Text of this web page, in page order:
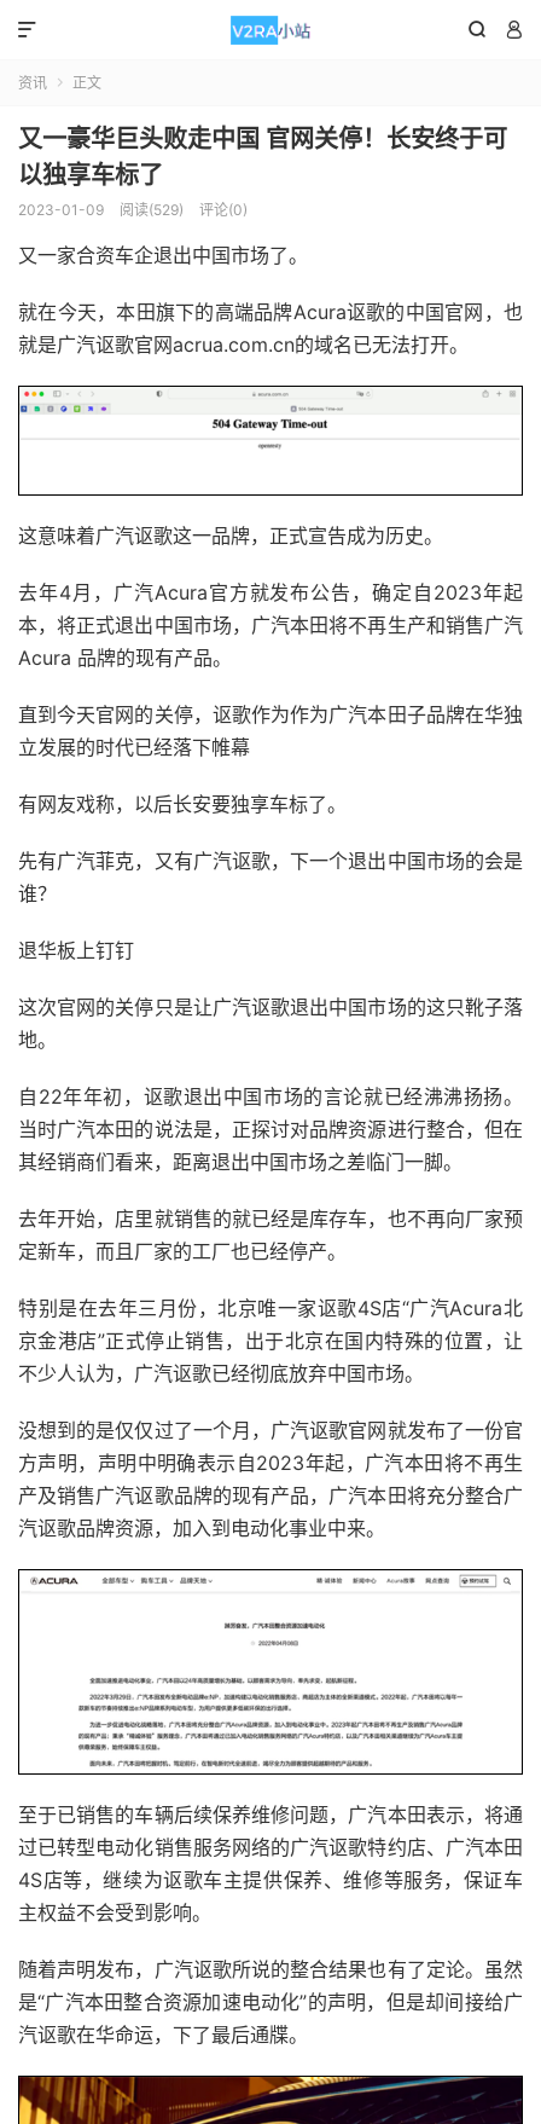
 

资讯  正文
又一豪华巨头败走中国 官网关停！长安终于可
以独享车标了
2023-01-09 阅读(529) 评论(0)
又一家合资车企退出中国市场了。
就在今天，本田旗下的高端品牌Acura讴歌的中国官网，也
就是广汽讴歌官网acrua.com.cn的域名已无法打开。
这意味着广汽讴歌这一品牌，正式宣告成为历史。
去年4月，广汽Acura官方就发布公告，确定自2023年起
本，将正式退出中国市场，广汽本田将不再生产和销售广汽
Acura 品牌的现有产品。
直到今天官网的关停，讴歌作为作为广汽本田子品牌在华独
立发展的时代已经落下帷幕
有网友戏称，以后长安要独享车标了。
先有广汽菲克，又有广汽讴歌，下一个退出中国市场的会是
谁？
退华板上钉钉
这次官网的关停只是让广汽讴歌退出中国市场的这只靴子落
地。
自22年年初，讴歌退出中国市场的言论就已经沸沸扬扬。
当时广汽本田的说法是，正探讨对品牌资源进行整合，但在
其经销商们看来，距离退出中国市场之差临门一脚。
去年开始，店里就销售的就已经是库存车，也不再向厂家预
定新车，而且厂家的工厂也已经停产。
特别是在去年三月份，北京唯一家讴歌4S店“广汽Acura北
京金港店”正式停止销售，出于北京在国内特殊的位置，让
不少人认为，广汽讴歌已经彻底放弃中国市场。
没想到的是仅仅过了一个月，广汽讴歌官网就发布了一份官
方声明，声明中明确表示自2023年起，广汽本田将不再生
产及销售广汽讴歌品牌的现有产品，广汽本田将充分整合广
汽讴歌品牌资源，加入到电动化事业中来。
至于已销售的车辆后续保养维修问题，广汽本田表示，将通
过已转型电动化销售服务网络的广汽讴歌特约店、广汽本田
4S店等，继续为讴歌车主提供保养、维修等服务，保证车
主权益不会受到影响。
随着声明发布，广汽讴歌所说的整合结果也有了定论。虽然
是“广汽本田整合资源加速电动化”的声明，但是却间接给广
汽讴歌在华命运，下了最后通牒。